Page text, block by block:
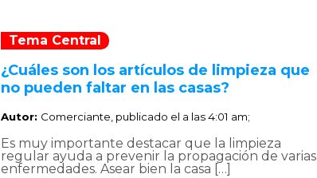
Tema Central
¿Cuáles son los artículos de limpieza que
no pueden faltar en las casas?
Autor: Comerciante, publicado el a las 4:01 am;
Es muy importante destacar que la limpieza
regular ayuda a prevenir la propagación de varias
enfermedades. Asear bien la casa […]